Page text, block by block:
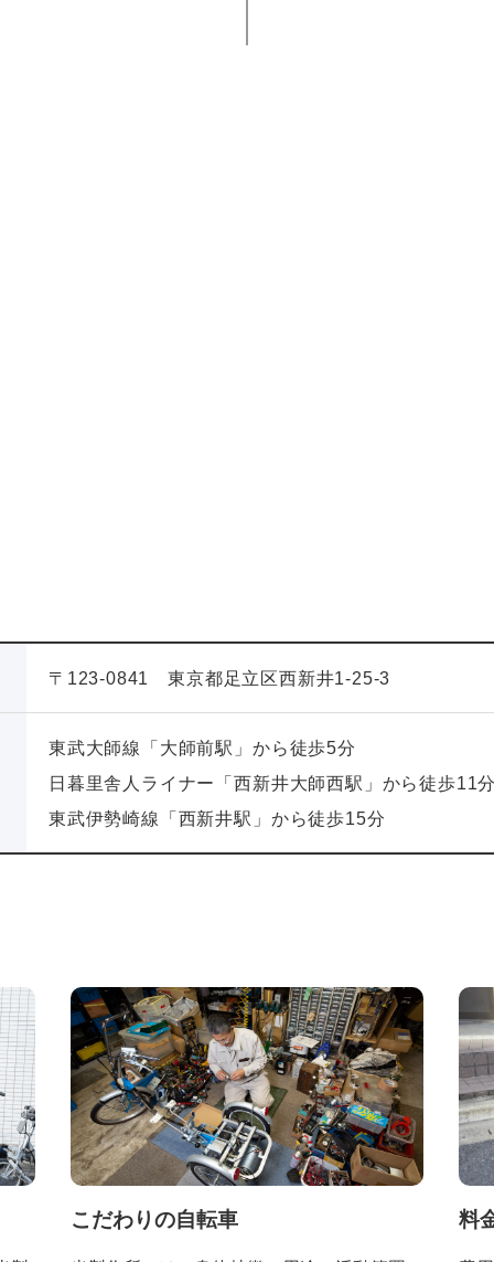
〒123-0841 東京都足立区西新井1-25-3
東武大師線「大師前駅」から徒歩5分
日暮里舎人ライナー「西新井大師西駅」から徒歩11
東武伊勢崎線「西新井駅」から徒歩15分
こだわりの自転車 料